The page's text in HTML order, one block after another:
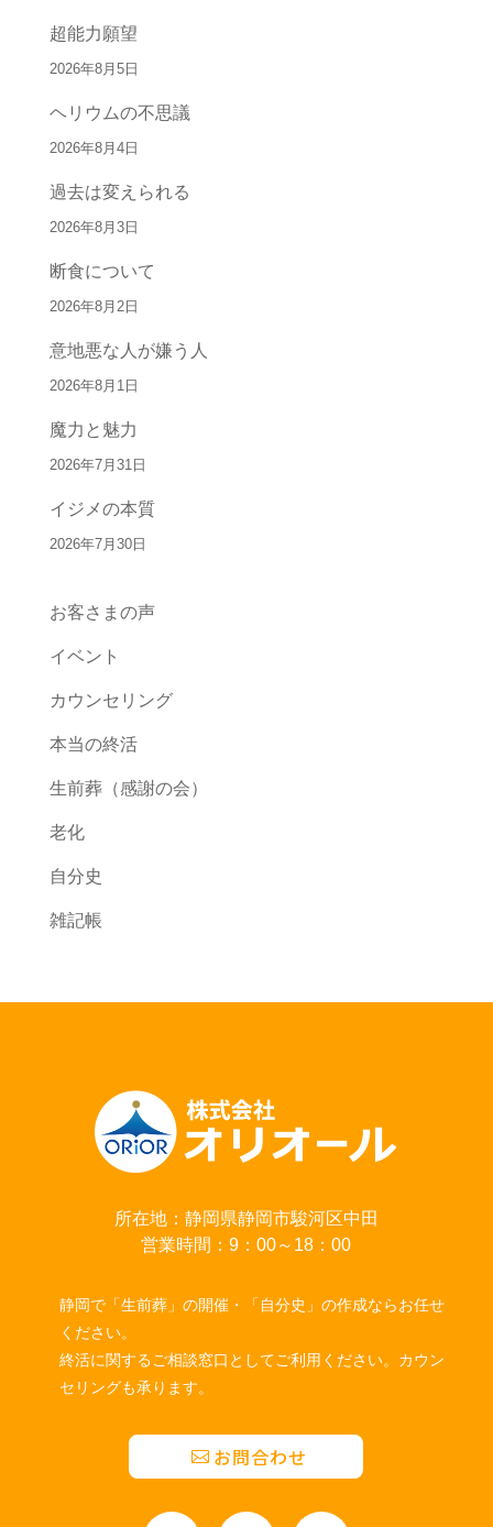
超能力願望
2026年8月5日
ヘリウムの不思議
2026年8月4日
過去は変えられる
2026年8月3日
断食について
2026年8月2日
意地悪な人が嫌う人
2026年8月1日
魔力と魅力
2026年7月31日
イジメの本質
2026年7月30日
お客さまの声
イベント
カウンセリング
本当の終活
生前葬（感謝の会）
老化
自分史
雑記帳
所在地：静岡県静岡市駿河区中田
営業時間：9：00～18：00
静岡で「生前葬」の開催・「自分史」の作成ならお任せ
ください。
終活に関するご相談窓口としてご利用ください。カウン
セリングも承ります。
お問合わせ